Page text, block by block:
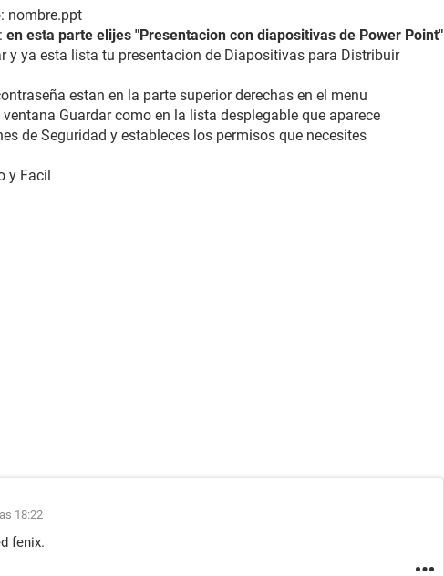
nombre.ppt
en esta parte elijes "Presentacion con diapositivas de Power Point"
y ya esta lista tu presentacion de Diapositivas para Distribuir
estan en la parte superior derechas en el menu
Guardar como en la lista desplegable que aparece
de Seguridad y estableces los permisos que necesites
y Facil
18:22
fenix.